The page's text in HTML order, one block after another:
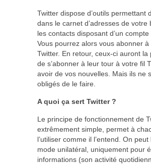
Twitter dispose d’outils permettant
dans le carnet d’adresses de votre
les contacts disposant d’un compte
Vous pourrez alors vous abonner à
Twitter. En retour, ceux-ci auront la
de s’abonner à leur tour à votre fil
avoir de vos nouvelles. Mais ils ne
obligés de le faire.
A quoi ça sert Twitter ?
Le principe de fonctionnement de
extrêmement simple, permet à
l’utiliser comme il l’entend. On peut
mode unilatéral, uniquement pour
informations (son activité